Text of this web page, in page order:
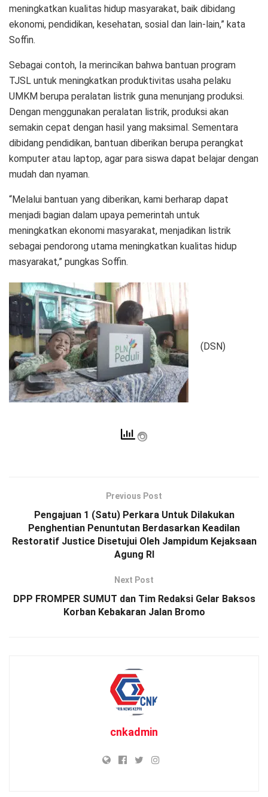
meningkatkan kualitas hidup masyarakat, baik dibidang
ekonomi, pendidikan, kesehatan, sosial dan lain-lain,” kata
Soffin.
Sebagai contoh, Ia merincikan bahwa bantuan program
TJSL untuk meningkatkan produktivitas usaha pelaku
UMKM berupa peralatan listrik guna menunjang produksi.
Dengan menggunakan peralatan listrik, produksi akan
semakin cepat dengan hasil yang maksimal. Sementara
dibidang pendidikan, bantuan diberikan berupa perangkat
komputer atau laptop, agar para siswa dapat belajar dengan
mudah dan nyaman.
“Melalui bantuan yang diberikan, kami berharap dapat
menjadi bagian dalam upaya pemerintah untuk
meningkatkan ekonomi masyarakat, menjadikan listrik
sebagai pendorong utama meningkatkan kualitas hidup
masyarakat,” pungkas Soffin.
(DSN)
Previous Post
Pengajuan 1 (Satu) Perkara Untuk Dilakukan
Penghentian Penuntutan Berdasarkan Keadilan
Restoratif Justice Disetujui Oleh Jampidum Kejaksaan
Agung RI
Next Post
DPP FROMPER SUMUT dan Tim Redaksi Gelar Baksos
Korban Kebakaran Jalan Bromo
cnkadmin